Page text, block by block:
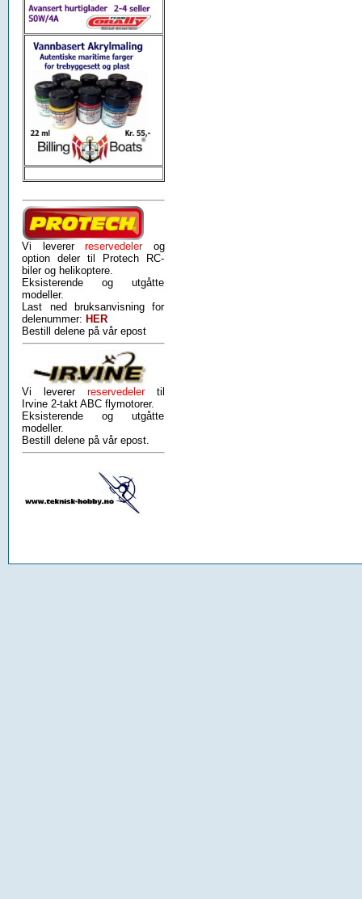
Vi levererreservedelerog
option deler til Protech RC-
biler og helikoptere.
Eksisterende og utgåtte
modeller.
Last ned bruksanvisning for
delenummer: HER
Bestill delene på vår epost
Vi leverer reservedelertil
Irvine 2-takt ABC flymotorer.
Eksisterende og utgåtte
modeller.
Bestill delene på vår epost.